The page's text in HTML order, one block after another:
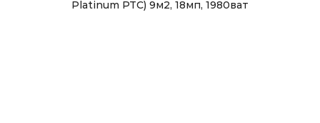
Platinum PTC) 9м2, 18мп, 1980ват